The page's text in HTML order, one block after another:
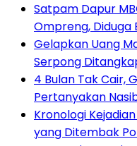
Satpam Dapur
Ompreng, Diduga
Gelapkan Uang
Serpong
4 Bulan Tak Cair,
Pertanyakan
Kronologi
yang Ditembak